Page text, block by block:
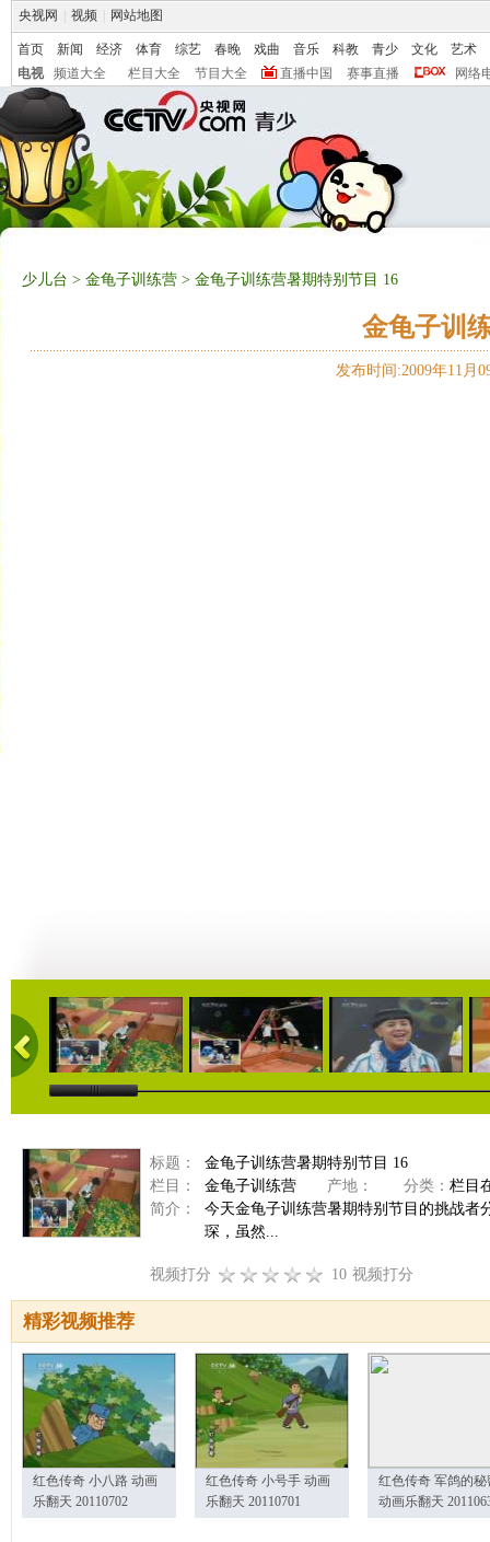
央视网 视频 网站地图
首页 新闻 经济 体育 综艺 春晚 戏曲 音乐 科教 青少 文化
艺术
电视
频道大全 栏目大全 节目大全 直播中国 赛事直播 网络
少儿台 > 金龟子训练营 > 金龟子训练营暑期特别节目 16
金龟子训
发布时间:2009年11月
24:16 24:17 24:17
标题：
金龟子训练营暑期特别节目 16
栏目：
金龟子训练营 产地： 分类： 栏目
简介：
今天金龟子训练营暑期特别节目的挑战者
琛，虽然...
视频打分 10 视频打分
精彩视频推荐
红色传奇 小八路 动画
乐翻天 20110702
红色传奇 小号手 动画
乐翻天 20110701
红色传奇 军鸽的秘
动画乐翻天